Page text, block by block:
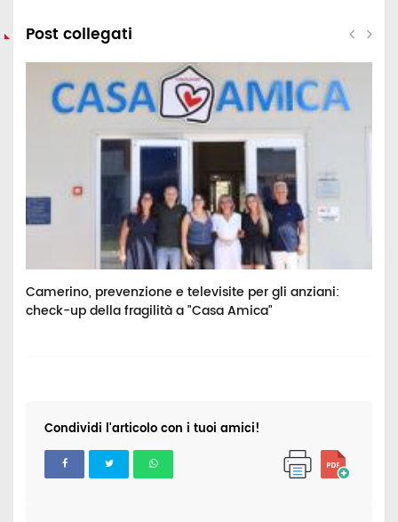
Post collegati
Camerino, prevenzione e televisite per gli anziani:
check-up della fragilità a "Casa Amica"
Condividi l'articolo con i tuoi amici!